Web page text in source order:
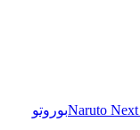
Narutoبوروتو